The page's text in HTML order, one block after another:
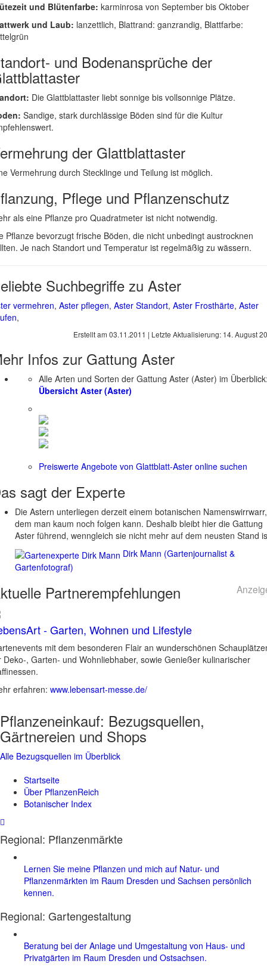
und Blütenfarbe: karminrosa von September bis Oktober
und Laub: lanzettlich, Blattrand: ganzrandig, Blattfarbe:
und Bodenansprüche der
Die Glattblattaster liebt sonnige bis vollsonnige Plätze.
Sandige, stark durchlässige Böden sind für die Kultur
der Glattblattaster
Vermehrung durch Stecklinge und Teilung ist möglich.
Pflege und Pflanzenschutz
als eine Pflanze pro Quadratmeter ist nicht notwendig.
Pflanze bevorzugt frische Böden, die nicht unbedingt austrocknen
Je nach Standort und Temperatur ist regelmäßig zu wässern.
Suchbegriffe zu Aster
vermehren, Aster pflegen, Aster Standort, Aster Frosthärte, Aster
,
Erstellt am 03.11.2011 | Letzte Aktualisierung: 14. August
Infos zur Gattung Aster
Alle Arten und Sorten der Gattung Aster (Aster) im
Übersicht Aster (Aster)
Preiswerte Angebote von Glattblatt-Aster online suchen
sagt der Experte
Die Astern unterliegen derzeit einem botanischen Namenswirrwarr,
dem man kaum noch folgen kann. Deshalb bleibt hier die Gattung
Aster führend, wenngleich sie nicht mehr auf dem neusten Stand
Dirk Mann (Gartenjournalist &
Gartenfotograf)
Partnerempfehlungen
- Garten, Wohnen und Lifestyle
mit dem besonderen Flair an wunderschönen
Deko-, Garten- und Wohnliebhaber, sowie Genießer kulinarischer
erfahren: www.lebensart-messe.de/
Pflanzeneinkauf: Bezugsquellen,
Gärtnereien und Shops
Alle Bezugsquellen im Überblick
Startseite
Über PflanzenReich
Botanischer Index
Regional: Pflanzenmärkte
Lernen Sie meine Pflanzen und mich auf Natur- und
Pflanzenmärkten im Raum Dresden und Sachsen persönlich
kennen.
Regional: Gartengestaltung
Beratung bei der Anlage und Umgestaltung von Haus- und
Privatgärten im Raum Dresden und Ostsachsen.